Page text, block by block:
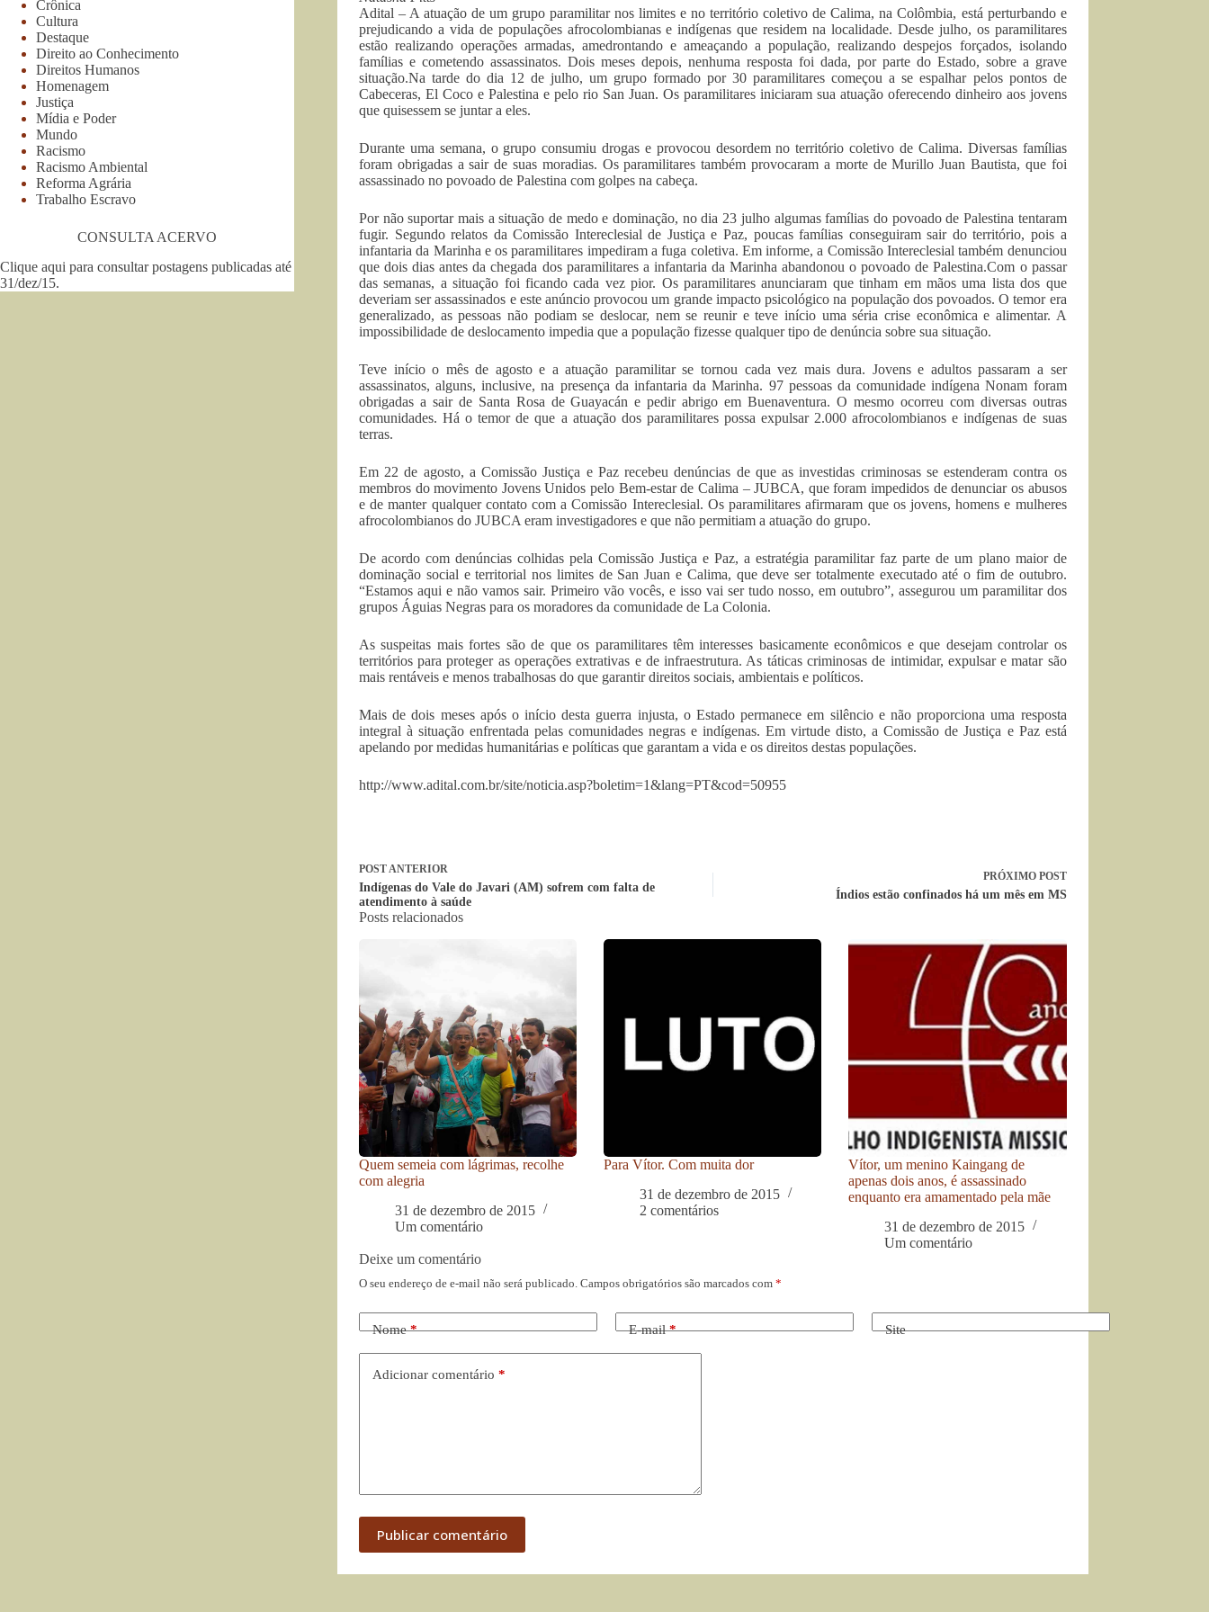
Adital – A atuação de um grupo paramilitar nos limites e no território coletivo de Calima, na Colômbia, está perturbando e
prejudicando a vida de populações afrocolombianas e indígenas que residem na localidade. Desde julho, os paramilitares
estão realizando operações armadas, amedrontando e ameaçando a população, realizando despejos forçados, isolando
famílias e cometendo assassinatos. Dois meses depois, nenhuma resposta foi dada, por parte do Estado, sobre a grave
situação.Na tarde do dia 12 de julho, um grupo formado por 30 paramilitares começou a se espalhar pelos pontos de
Cabeceras, El Coco e Palestina e pelo rio San Juan. Os paramilitares iniciaram sua atuação oferecendo dinheiro aos jovens
que quisessem se juntar a eles.
Durante uma semana, o grupo consumiu drogas e provocou desordem no território coletivo de Calima. Diversas famílias
foram obrigadas a sair de suas moradias. Os paramilitares também provocaram a morte de Murillo Juan Bautista, que foi
assassinado no povoado de Palestina com golpes na cabeça.
Por não suportar mais a situação de medo e dominação, no dia 23 julho algumas famílias do povoado de Palestina tentaram
fugir. Segundo relatos da Comissão Intereclesial de Justiça e Paz, poucas famílias conseguiram sair do território, pois a
infantaria da Marinha e os paramilitares impediram a fuga coletiva. Em informe, a Comissão Intereclesial também denunciou
que dois dias antes da chegada dos paramilitares a infantaria da Marinha abandonou o povoado de Palestina.Com o passar
das semanas, a situação foi ficando cada vez pior. Os paramilitares anunciaram que tinham em mãos uma lista dos que
deveriam ser assassinados e este anúncio provocou um grande impacto psicológico na população dos povoados. O temor era
generalizado, as pessoas não podiam se deslocar, nem se reunir e teve início uma séria crise econômica e alimentar. A
impossibilidade de deslocamento impedia que a população fizesse qualquer tipo de denúncia sobre sua situação.
Teve início o mês de agosto e a atuação paramilitar se tornou cada vez mais dura. Jovens e adultos passaram a ser
assassinatos, alguns, inclusive, na presença da infantaria da Marinha. 97 pessoas da comunidade indígena Nonam foram
obrigadas a sair de Santa Rosa de Guayacán e pedir abrigo em Buenaventura. O mesmo ocorreu com diversas outras
comunidades. Há o temor de que a atuação dos paramilitares possa expulsar 2.000 afrocolombianos e indígenas de suas
terras.
Em 22 de agosto, a Comissão Justiça e Paz recebeu denúncias de que as investidas criminosas se estenderam contra os
membros do movimento Jovens Unidos pelo Bem-estar de Calima – JUBCA, que foram impedidos de denunciar os abusos
e de manter qualquer contato com a Comissão Intereclesial. Os paramilitares afirmaram que os jovens, homens e mulheres
afrocolombianos do JUBCA eram investigadores e que não permitiam a atuação do grupo.
De acordo com denúncias colhidas pela Comissão Justiça e Paz, a estratégia paramilitar faz parte de um plano maior de
dominação social e territorial nos limites de San Juan e Calima, que deve ser totalmente executado até o fim de outubro.
“Estamos aqui e não vamos sair. Primeiro vão vocês, e isso vai ser tudo nosso, em outubro”, assegurou um paramilitar dos
grupos Águias Negras para os moradores da comunidade de La Colonia.
As suspeitas mais fortes são de que os paramilitares têm interesses basicamente econômicos e que desejam controlar os
territórios para proteger as operações extrativas e de infraestrutura. As táticas criminosas de intimidar, expulsar e matar são
mais rentáveis e menos trabalhosas do que garantir direitos sociais, ambientais e políticos.
Mais de dois meses após o início desta guerra injusta, o Estado permanece em silêncio e não proporciona uma resposta
integral à situação enfrentada pelas comunidades negras e indígenas. Em virtude disto, a Comissão de Justiça e Paz está
apelando por medidas humanitárias e políticas que garantam a vida e os direitos destas populações.
http://www.adital.com.br/site/noticia.asp?boletim=1&lang=PT&cod=50955
POSTANTERIOR
Indígenas do Vale do Javari (AM) sofrem com falta de
atendimento à saúde
PRÓXIMO POST
Índios estão confinados há um mês em MS
Posts relacionados
Quem semeia com lágrimas, recolhe
com alegria
31 de dezembro de 2015
Um comentário
Para Vítor. Com muita dor
31 de dezembro de 2015
2 comentários
Vítor, um menino Kaingang de
apenas dois anos, é assassinado
enquanto era amamentado pela mãe
31 de dezembro de 2015
Um comentário
Deixe um comentário
O seu endereço de e-mail não será publicado. Campos obrigatórios são marcados com *
Nome* E-mail* Site
Adicionar comentário *
Publicar comentário
Crônica
Cultura
Destaque
Direito ao Conhecimento
Direitos Humanos
Homenagem
Justiça
Mídia e Poder
Mundo
Racismo
Racismo Ambiental
Reforma Agrária
Trabalho Escravo
CONSULTA ACERVO
Clique aqui para consultar postagens publicadas até
31/dez/15.